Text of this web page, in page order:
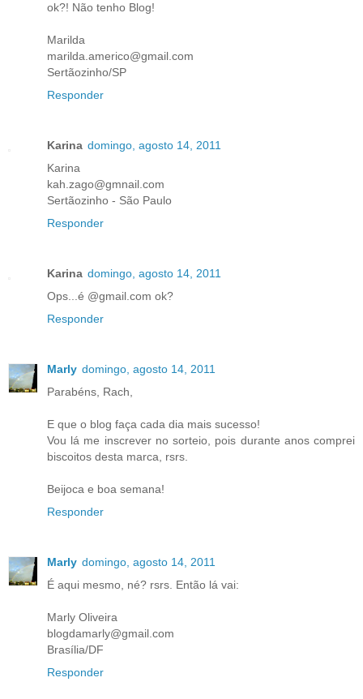
ok?! Não tenho Blog!
Marilda
marilda.americo@gmail.com
Sertãozinho/SP
Responder
Karina domingo, agosto 14, 2011
Karina
kah.zago@gmnail.com
Sertãozinho - São Paulo
Responder
Karina domingo, agosto 14, 2011
Ops...é @gmail.com ok?
Responder
Marly domingo, agosto 14, 2011
Parabéns, Rach,
E que o blog faça cada dia mais sucesso!
Vou lá me inscrever no sorteio, pois durante anos comprei
biscoitos desta marca, rsrs.
Beijoca e boa semana!
Responder
Marly domingo, agosto 14, 2011
É aqui mesmo, né? rsrs. Então lá vai:
Marly Oliveira
blogdamarly@gmail.com
Brasília/DF
Responder